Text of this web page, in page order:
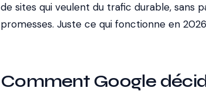
de sites qui veulent du trafic durable, sans
promesses. Juste ce qui fonctionne en
Comment Google